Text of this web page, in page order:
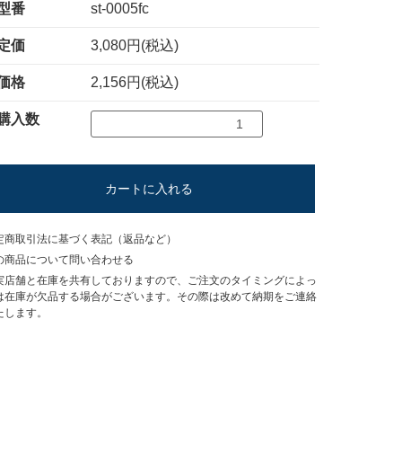
番 st-0005fc
価 3,080円(税込)
格 2,156円(税込)
入数
カートに入れる
商取引法に基づく表記（返品など）
商品について問い合わせる
舗と在庫を共有しておりますので、ご注文のタイミングによっ
在庫が欠品する場合がございます。その際は改めて納期をご連絡
します。